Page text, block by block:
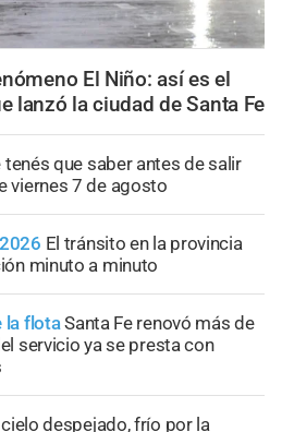
El Niño: así es el
lanzó la ciudad de Santa Fe
tenés que saber antes de salir
viernes 7 de agosto
El tránsito en la provincia
minuto a minuto
la flotaSanta Fe renovó más de
servicio ya se presta con
despejado, frío por la